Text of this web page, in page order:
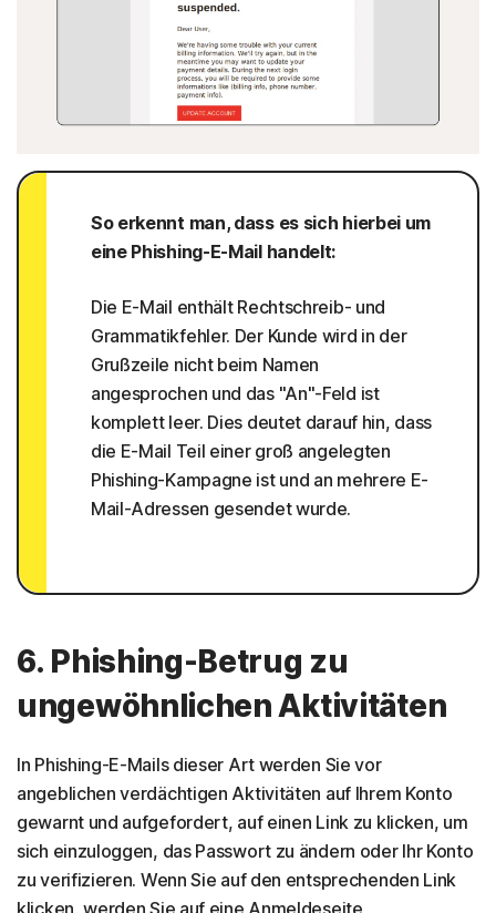
So erkennt man, dass es sich hierbei um
eine Phishing-E-Mail handelt:
Die E-Mail enthält Rechtschreib- und
Grammatikfehler. Der Kunde wird in der
Grußzeile nicht beim Namen
angesprochen und das "An"-Feld ist
komplett leer. Dies deutet darauf hin, dass
die E-Mail Teil einer groß angelegten
Phishing-Kampagne ist und an mehrere E-
Mail-Adressen gesendet wurde.
6. Phishing-Betrug zu
ungewöhnlichen Aktivitäten
In Phishing-E-Mails dieser Art werden Sie vor
angeblichen verdächtigen Aktivitäten auf Ihrem Konto
gewarnt und aufgefordert, auf einen Link zu klicken, um
sich einzuloggen, das Passwort zu ändern oder Ihr Konto
zu verifizieren. Wenn Sie auf den entsprechenden Link
klicken, werden Sie auf eine Anmeldeseite